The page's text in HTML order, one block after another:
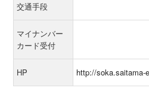
交通手段
マイナンバー
カード受付
HP http://soka.saitama-